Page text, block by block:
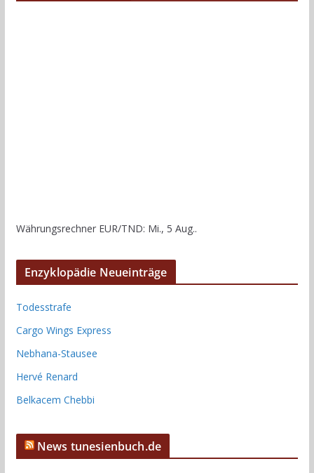
Währungsrechner EUR/TND: Mi., 5 Aug..
Enzyklopädie Neueinträge
Todesstrafe
Cargo Wings Express
Nebhana-Stausee
Hervé Renard
Belkacem Chebbi
News tunesienbuch.de